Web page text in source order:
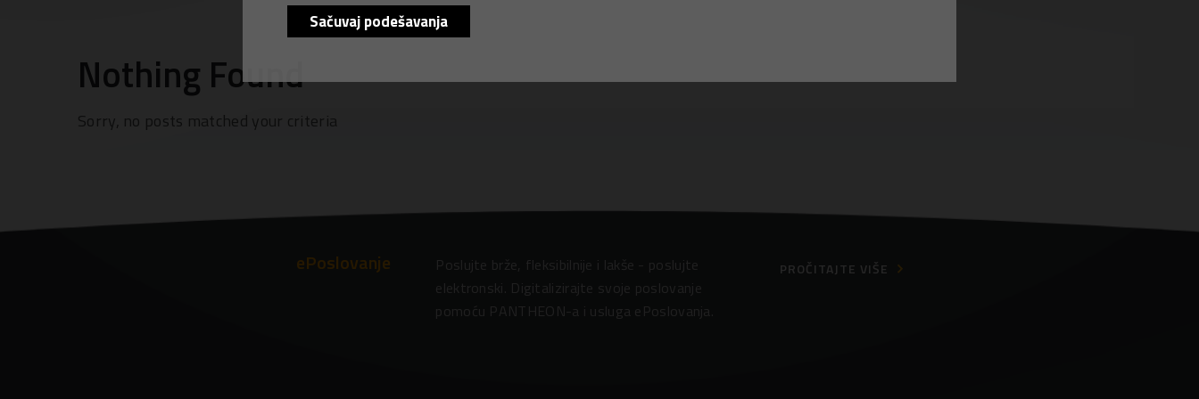
Nothing Found
Sorry, no posts matched your criteria
ePoslovanje
Poslujte brže, fleksibilnije i lakše - poslujte
elektronski. Digitalizirajte svoje poslovanje
pomoću PANTHEON-a i usluga ePoslovanja.
PROČITAJTE VIŠE
Sačuvaj podešavanja